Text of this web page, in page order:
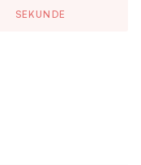
SEKUNDE